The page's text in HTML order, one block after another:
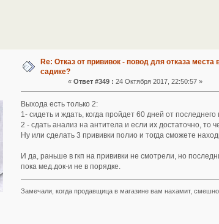
Re: Отказ от прививок - повод для отказа места
садике?
«Ответ #349 : 24 Октября 2017, 22:50:57 »
Выхода есть только 2:
1- сидеть и ждать, когда пройдет 60 дней от
2 - сдать анализ на антитела и если их достаточно, то
Ну или сделать 3 прививки полио и тогда сможете
И да, раньше в гкп на прививки не смотрели, но
пока мед.док-и не в порядке.
Замечали, когда продавщица в магазине вам нахамит,